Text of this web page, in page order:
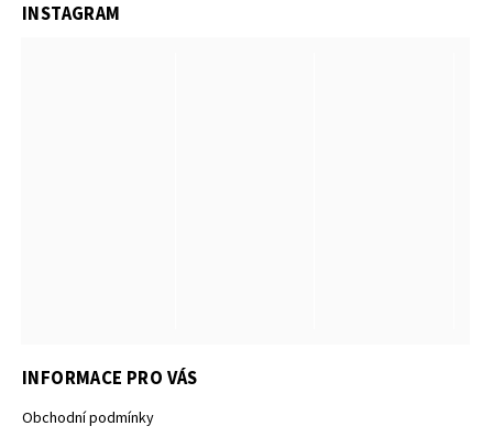
INFORMACE PRO VÁS
Obchodní podmínky
INSTAGRAM